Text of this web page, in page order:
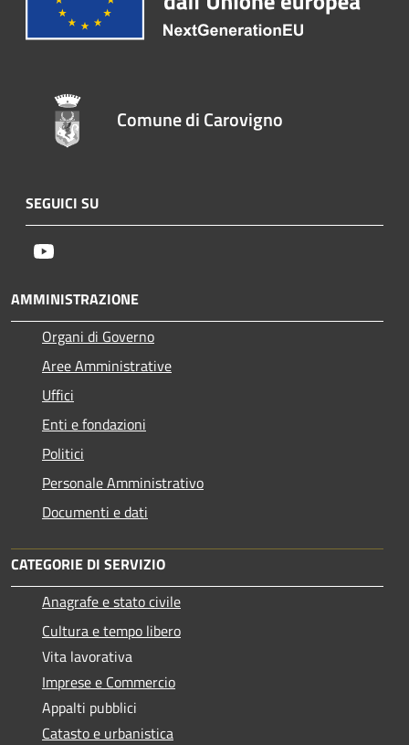
Comune di Carovigno
SEGUICI SU
AMMINISTRAZIONE
Organi di Governo
Aree Amministrative
Uffici
Enti e fondazioni
Politici
Personale Amministrativo
Documenti e dati
CATEGORIE DI SERVIZIO
Anagrafe e stato civile
Cultura e tempo libero
Vita lavorativa
Imprese e Commercio
Appalti pubblici
Catasto e urbanistica